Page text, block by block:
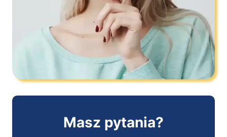
Masz pytania?